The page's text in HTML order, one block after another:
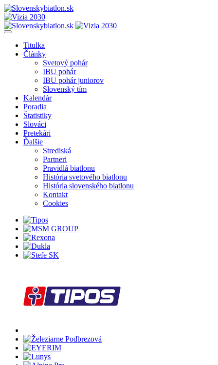
Titulka
Články
Svetový pohár
IBU pohár
IBU pohár juniorov
Slovenský tím
Kalendár
Poradia
Štatistiky
Slováci
Pretekári
Ďalšie
Strediská
Partneri
Pravidlá biatlonu
História svetového biatlonu
História slovenského biatlonu
Kontakt
Cookies